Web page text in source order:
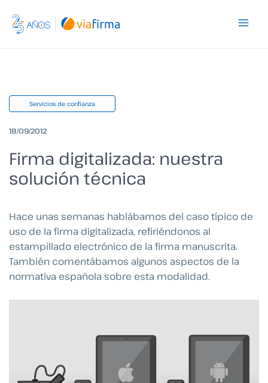
contenido
Servicios de confianza
18/09/2012
Firma digitalizada: nuestra
solución técnica
Hace unas semanas hablábamos del caso típico de
uso de la firma digitalizada, refiriéndonos al
estampillado electrónico de la firma manuscrita.
También comentábamos algunos aspectos de la
normativa española sobre esta modalidad.